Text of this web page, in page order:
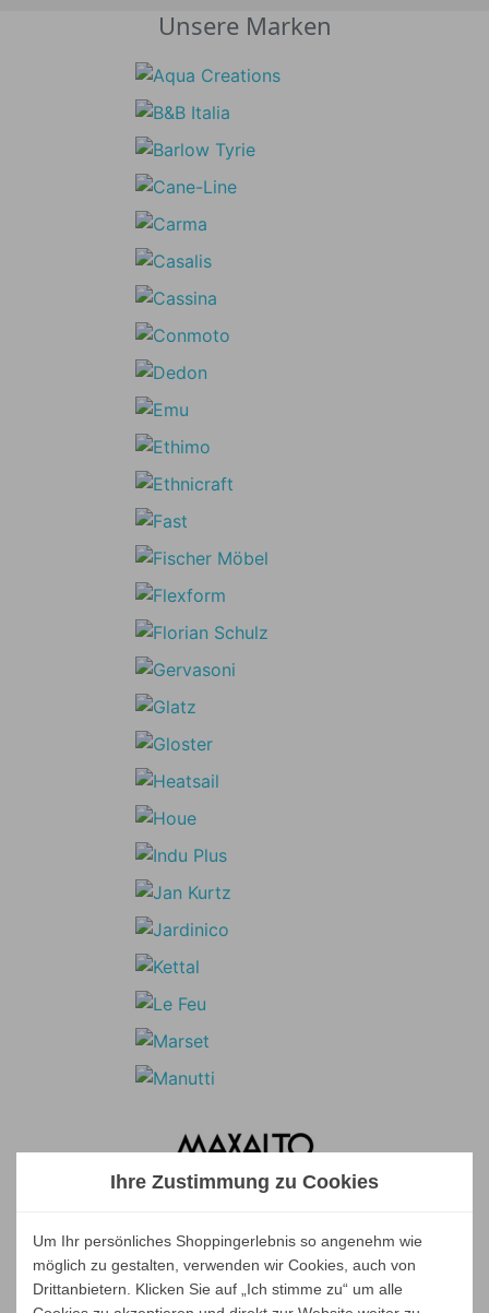
Unsere Marken
Ihre Zustimmung zu Cookies
Um Ihr persönliches Shoppingerlebnis so angenehm wie
möglich zu gestalten, verwenden wir Cookies, auch von
Drittanbietern. Klicken Sie auf „Ich stimme zu“ um alle